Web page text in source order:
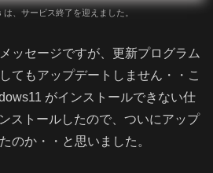
、サービス終了を迎えました。
ッセージですが、更新プログラム
てもアップデートしません・・こ
がインストールできない仕
ストールしたので、ついにアップ
のか・・と思いました。